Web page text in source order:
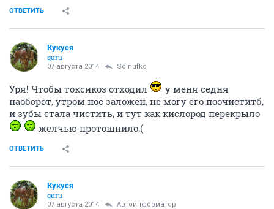
ОТВЕТИТЬ
Кукуся
guru
07 августа 2014 Solnufko
Уря! Чтобы токсикоз отходил
у меня седня
наоборот, утром нос заложен, не могу его поочиститб,
и зубы стала чистить, и тут как кислород перекрыло
желчью протошнило;(
ОТВЕТИТЬ
Кукуся
guru
07 августа 2014 Автоинформатор